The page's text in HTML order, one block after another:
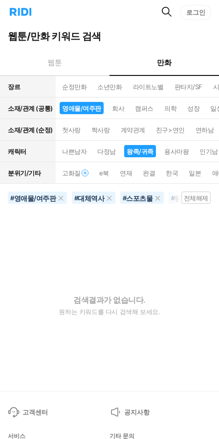
리
홈
으
턴
트
검
로그인
웹툰/만화 키워드 검색
웹툰 만화
장르 순정만화 소년만화 라이트노벨 판타지/SF
소재/관계 (공통) 영애물/여주판 회사 캠퍼스 의학 성장 일
소재/관계 (순정) 첫사랑 짝사랑 계약관계 친구>연인 연하남
캐릭터 나쁜남자 다정남 왕족/귀족 용사마왕 인기남
분위기/기타 고화질 e북 연재 완결 한국 일본
#영애물/여주판 #대체역사 #스포츠물 #왕족/귀족
전체해제
검색결과가 없습니다.
원하는 키워드를 다시 검색해 보세요.
고객센터 공지사항
서비스 기타 문의